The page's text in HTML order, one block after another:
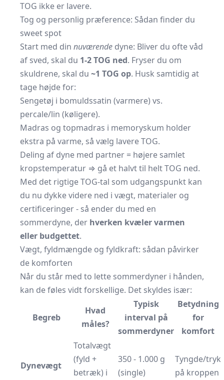
TOG ikke er lavere.
Tog og personlig præference: Sådan finder du
sweet spot
Start med din nuværende dyne: Bliver du ofte våd
af sved, skal du 1-2 TOG ned. Fryser du om
skuldrene, skal du ~1 TOG op. Husk samtidig at
tage højde for:
Sengetøj i bomuldssatin (varmere) vs.
percale/lin (køligere).
Madras og topmadras i memoryskum holder
ekstra på varme, så vælg lavere TOG.
Deling af dyne med partner = højere samlet
kropstemperatur ⇒ gå et halvt til helt TOG ned.
Med det rigtige TOG-tal som udgangspunkt kan
du nu dykke videre ned i vægt, materialer og
certificeringer - så ender du med en
sommerdyne, der hverken kvæler varmen
eller budgettet.
Vægt, fyldmængde og fyldkraft: sådan påvirker
de komforten
Når du står med to lette sommerdyner i hånden,
kan de føles vidt forskellige. Det skyldes især:
Begreb
Hvad
måles?
Typisk
interval på
sommerdyner
Betydning
for
komfort
Dynevægt
Totalvægt
(fyld +
betræk) i
350 - 1.000 g
(single)
Tyngde/tryk
på kroppen